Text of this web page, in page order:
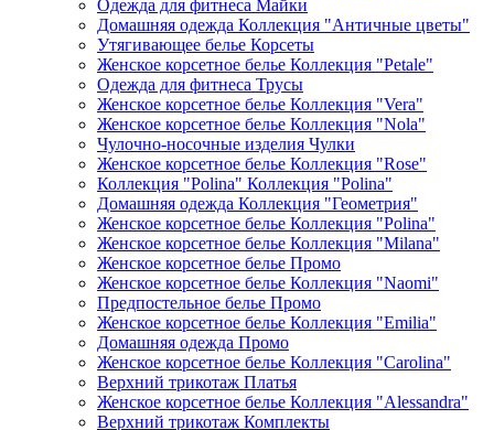
Одежда для фитнеса Майки
Домашняя одежда Коллекция "Античные цветы"
Утягивающее белье Корсеты
Женское корсетное белье Коллекция "Petale"
Одежда для фитнеса Трусы
Женское корсетное белье Коллекция "Vera"
Женское корсетное белье Коллекция "Nola"
Чулочно-носочные изделия Чулки
Женское корсетное белье Коллекция "Rose"
Коллекция "Polina" Коллекция "Polina"
Домашняя одежда Коллекция "Геометрия"
Женское корсетное белье Коллекция "Polina"
Женское корсетное белье Коллекция "Milana"
Женское корсетное белье Промо
Женское корсетное белье Коллекция "Naomi"
Предпостельное белье Промо
Женское корсетное белье Коллекция "Emilia"
Домашняя одежда Промо
Женское корсетное белье Коллекция "Carolina"
Верхний трикотаж Платья
Женское корсетное белье Коллекция "Alessandra"
Верхний трикотаж Комплекты